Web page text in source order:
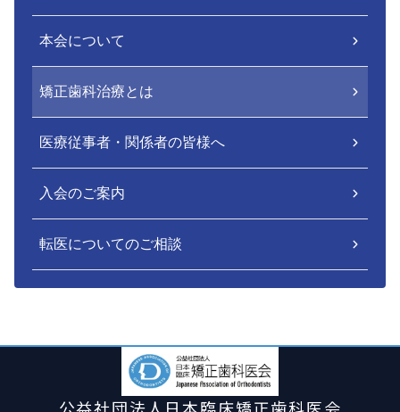
本会について
矯正歯科治療とは
医療従事者・関係者の皆様へ
入会のご案内
転医についてのご相談